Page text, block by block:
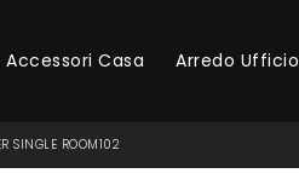
Accessori Casa Arredo Ufficio
SINGLE ROOM102